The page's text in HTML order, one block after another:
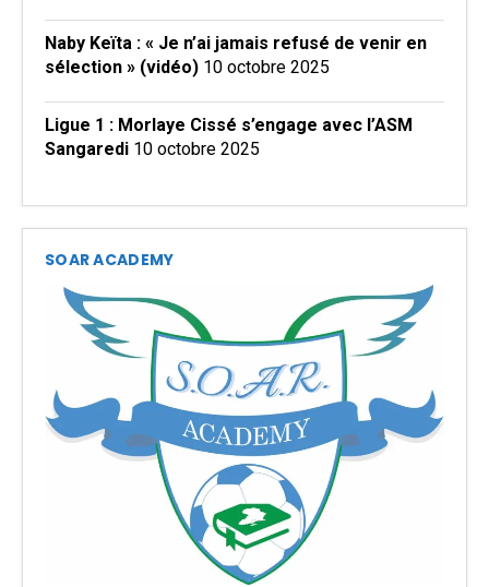
Naby Keïta : « Je n’ai jamais refusé de venir en
sélection » (vidéo) 10 octobre 2025
Ligue 1 : Morlaye Cissé s’engage avec l’ASM
Sangaredi 10 octobre 2025
SOAR ACADEMY